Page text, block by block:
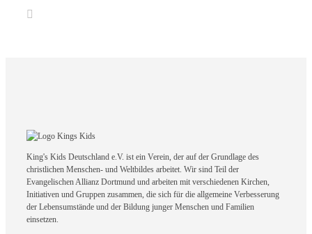
King's Kids Deutschland e.V. ist ein Verein, der auf der Grundlage des
christlichen Menschen- und Weltbildes arbeitet. Wir sind Teil der
Evangelischen Allianz Dortmund und arbeiten mit verschiedenen Kirchen,
Initiativen und Gruppen zusammen, die sich für die allgemeine Verbesserung
der Lebensumstände und der Bildung junger Menschen und Familien
einsetzen.